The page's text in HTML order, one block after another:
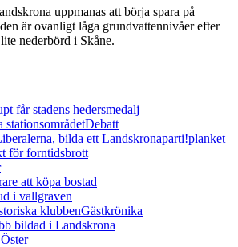
uppmanas att börja spara på
är ovanligt låga grundvattennivåer efter
nederbörd i Skåne.
får stadens hedersmedalj
stationsområdetDebatt
bilda ett Landskronaparti!planket
för forntidsbrott
att köpa bostad
i vallgraven
klubbenGästkrönika
bildad i Landskrona